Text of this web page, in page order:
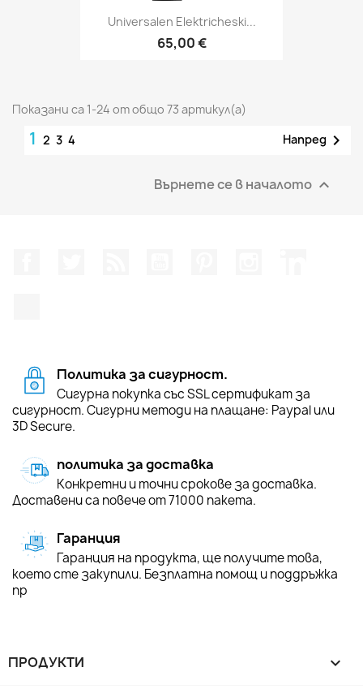
Universalen Elektricheski...
65,00 €
Показани са 1-24 от общо 73 артикул(а)
1 2 3 4 Напред 
Върнете се в началото 
Политика за сигурност.
Сигурна покупка със SSL сертификат за
сигурност. Сигурни методи на плащане: Paypal или
3D Secure.
политика за доставка
Конкретни и точни срокове за доставка.
Доставени са повече от 71000 пакета.
Гаранция
Гаранция на продукта, ще получите това,
което сте закупили. Безплатна помощ и поддръжка
пр
ПРОДУКТИ 